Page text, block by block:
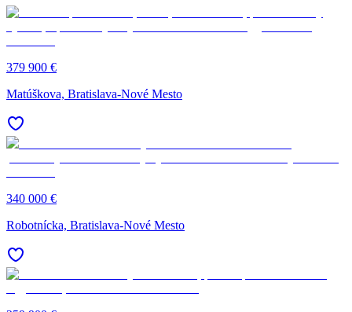
379 900 €
Matúškova, Bratislava-Nové Mesto
340 000 €
Robotnícka, Bratislava-Nové Mesto